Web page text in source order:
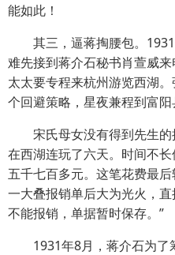
能如此！
其三，逼蒋掏腰包。1931
难先接到蒋介石秘书肖萱威
太太要专程来杭州游览西湖
个回避策略，星夜兼程到富阳
宋氏母女没有得到先生的
在西湖连玩了六天。时间不
五千七百多元。这笔花费最
一大叠报销单后大为光火，
不能报销，单据暂时保存。”
1931年8月，蒋介石为了